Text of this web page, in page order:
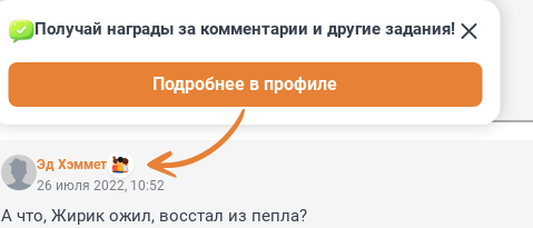
Эд Хэммет
Получай награды за комментарии и другие задания!
Подробнее в профиле
26 июля 2022, 10:52
А что, Жирик ожил, восстал из пепла?